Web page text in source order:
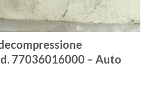
77036016000 – Auto